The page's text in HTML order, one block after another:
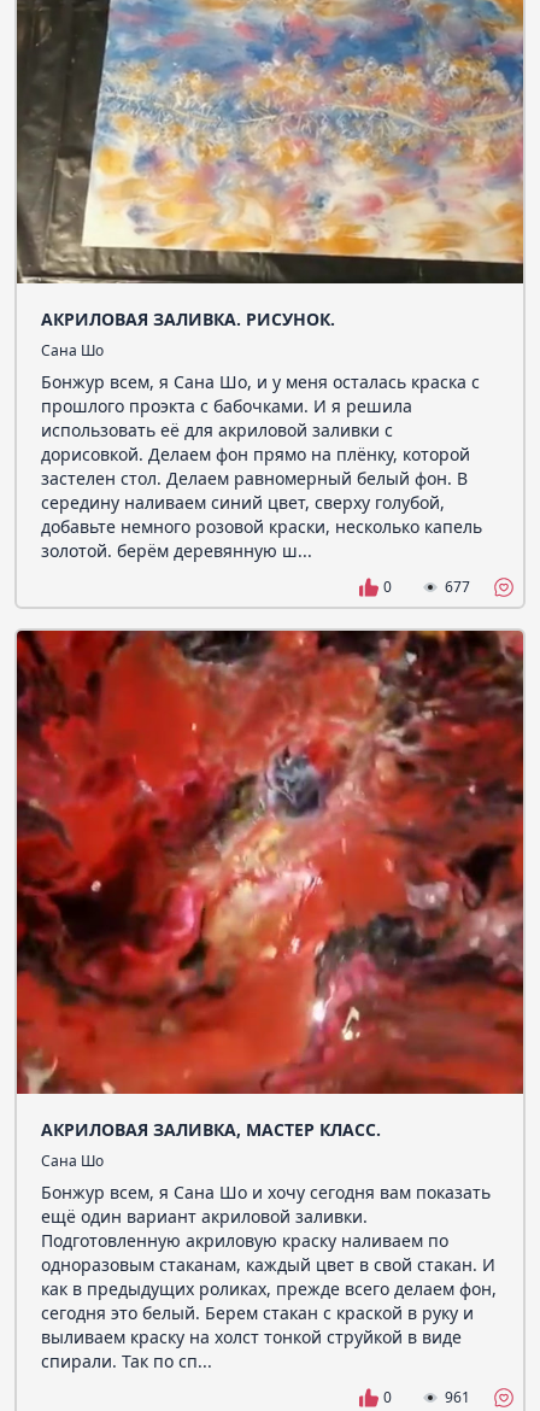
АКРИЛОВАЯ ЗАЛИВКА. РИСУНОК.
Сана Шо
Бонжур всем, я Сана Шо, и у меня осталась краска с
прошлого проэкта с бабочками. И я решила
использовать её для акриловой заливки с
дорисовкой. Делаем фон прямо на плёнку, которой
застелен стол. Делаем равномерный белый фон. В
середину наливаем синий цвет, сверху голубой,
добавьте немного розовой краски, несколько капель
золотой. берём деревянную ш...
0 677
АКРИЛОВАЯ ЗАЛИВКА, МАСТЕР КЛАСС.
Сана Шо
Бонжур всем, я Сана Шо и хочу сегодня вам показать
ещё один вариант акриловой заливки.
Подготовленную акриловую краску наливаем по
одноразовым стаканам, каждый цвет в свой стакан. И
как в предыдущих роликах, прежде всего делаем фон,
сегодня это белый. Берем стакан с краской в руку и
выливаем краску на холст тонкой струйкой в виде
спирали. Так по сп...
0 961